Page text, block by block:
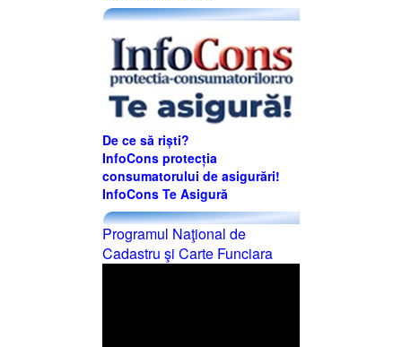
De ce să riști?
InfoCons protecția
consumatorului de asigurări!
InfoCons Te Asigură
Programul Naţional de
Cadastru şi Carte Funciara